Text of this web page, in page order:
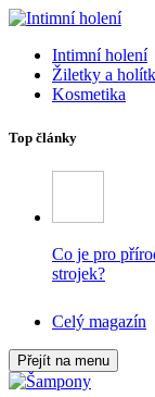
Intimní holení
Žiletky a
Kosmetika
Top články
Co je pro
strojek?
Celý magazín
Přejít na menu